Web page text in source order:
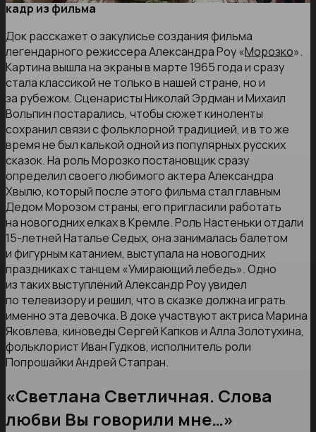
кадр из фильма
Док расскажет о закулисье создания фильма
легендарного режиссера Александра Роу «Морозко».
Картина вышла на экраны в марте 1965 года и сразу
стала классикой не только в нашей стране, но и
за рубежом. Сценаристы Николай Эрдман и Михаил
Вольпин постарались, чтобы сюжет киноленты
сохранил связи с фольклорной традицией, и в то же
время не был калькой одной из популярных русских
сказок. На роль Морозко постановщик сразу
определил своего любимого актера Александра
Хвылю, который после этого фильма стал главным
Дедом Морозом страны, его пригласили работать
на новогодних елках в Кремле. Роль Настеньки отдали
15-летней Наталье Седых, она занималась балетом
и фигурным катанием, выступала на новогодних
праздниках с танцем «Умирающий лебедь». Одно
из таких выступлений Александр Роу увидел
по телевизору и решил, что в сказке должна играть
именно эта девочка. В доке участвуют актриса Марина
Яковлева, киноведы Сергей Капков и Алла Золотухина,
фольклорист Иван Гудков, исполнитель роли
Попрошайки Андрей Стапран.
«Светлана Светличная. Слова
любви Вы говорили мне…»